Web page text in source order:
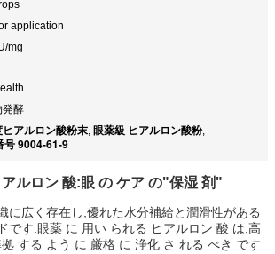
application
mg
発酵
アルロン酸粉末, 眼薬級 ヒアルロン酸粉,
号 9004-61-9
ルロン 酸:眼 の ケア の"保湿 剤"
に広く存在し,優れた水分補給と潤滑性がある
です.眼薬 に 用い られる ヒアルロン 酸 は,高
する よう に 厳格 に 浄化 さ れる べき です